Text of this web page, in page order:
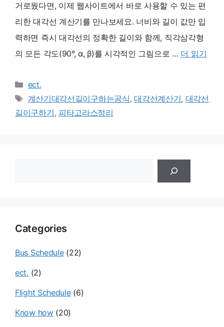
거로웠다면, 이제 웹사이트에서 바로 사용할 수 있는 편
리한 대각선 계산기를 만나보세요. 너비와 길이 값만 입
력하면 즉시 대각선의 정확한 길이와 함께, 직각삼각형
의 모든 각도(90°, α, β)를 시각적인 그림으로 … 더 읽기
카
테
고
리
ect.
태
그
계산기대각선길이구하는공식,대각선계산기, 대각선
길이구하기, 피타고라스정리
Categories
Bus Schedule(22)
ect. (2)
Flight Schedule(6)
Know how(20)